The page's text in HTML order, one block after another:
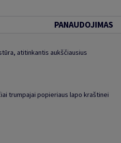
PANAUDOJIMAS
atitinkantis aukščiausius
trumpajai popieriaus lapo kraštinei